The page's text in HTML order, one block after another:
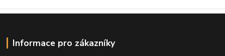
Informace pro zákazníky